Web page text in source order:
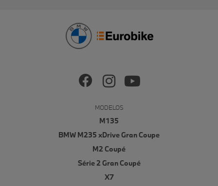
MODELOS
M135
BMW M235 xDrive Gran Coupe
M2 Coupé
Série 2 Gran Coupé
X7